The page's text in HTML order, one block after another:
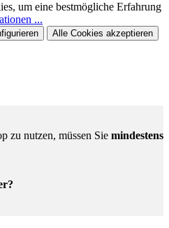
um eine bestmögliche Erfahrung
...
Alle Cookies akzeptieren
zu nutzen, müssen Sie mindestens